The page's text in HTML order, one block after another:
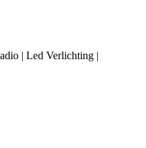
| Led Verlichting |